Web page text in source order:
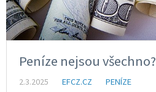
Peníze nejsou všechno?
2.3.2025 EFCZ.CZ PENÍZE